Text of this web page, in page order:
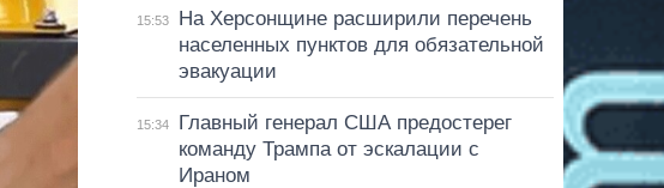
15:53
На Херсонщине расширили перечень
населенных пунктов для обязательной
эвакуации
15:34
Главный генерал США предостерег
команду Трампа от эскалации с
Ираном